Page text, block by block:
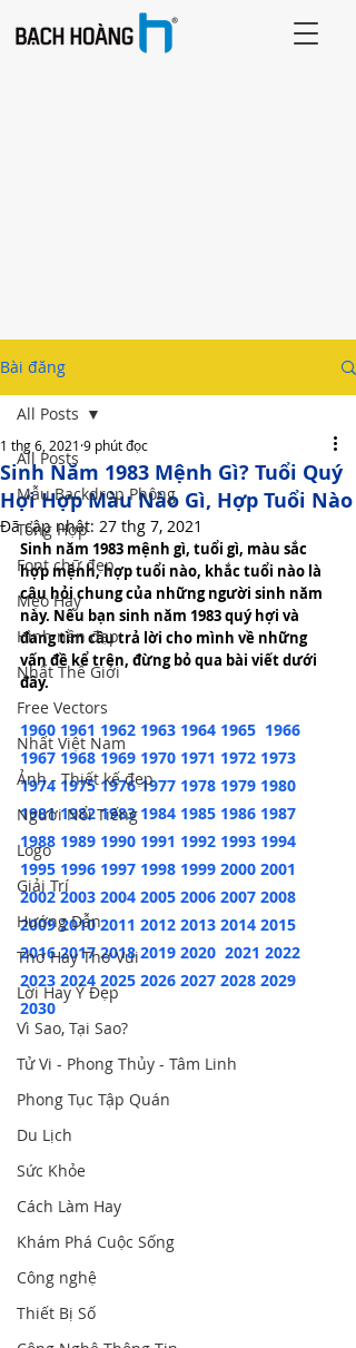
Bài đăng
All Posts
Mẫu Backdrop Phông
Tổng Hợp
Font chữ đẹp
Mẹo Hay
Hình nền đẹp
Nhất Thế Giới
Free Vectors
Nhất Việt Nam
Ảnh - Thiết kế đẹp
Người Nổi Tiếng
Logo
Giải Trí
Hướng Dẫn
Thơ Hay Thơ Vui
Lời Hay Ý Đẹp
Vì Sao, Tại Sao?
Tử Vi - Phong Thủy - Tâm Linh
Phong Tục Tập Quán
Du Lịch
Sức Khỏe
Cách Làm Hay
Khám Phá Cuộc Sống
Công nghệ
Thiết Bị Số
All Posts
Sinh Năm 1983 Mệnh Gì? Tuổi Quý
Hợi Hợp Màu Nào Gì, Hợp Tuổi Nào
1 thg 6, 2021 9 phút đọc
Đã cập nhật: 27 thg 7, 2021
Sinh năm 1983 mệnh gì, tuổi gì, màu sắc
hợp mệnh, hợp tuổi nào, khắc tuổi nào là
câu hỏi chung của những người sinh năm
này. Nếu bạn sinh năm 1983 quý hợi và
đang tìm câu trả lời cho mình về những
vấn đề kể trên, đừng bỏ qua bài viết dưới
đây.
1960 1961 1962 1963 1964 1965 1966
1967 1968 1969 1970 1971 1972 1973
1974 1975 1976 1977 1978 1979 1980
1981 1982 1983 1984 1985 1986 1987
1988 1989 1990 1991 1992 1993 1994
1995 1996 1997 1998 1999 2000 2001
2002 2003 2004 2005 2006 2007 2008
2009 2010 2011 2012 2013 2014 2015
2016 2017 2018 2019 2020 2021 2022
2023 2024 2025 2026 2027 2028 2029
2030